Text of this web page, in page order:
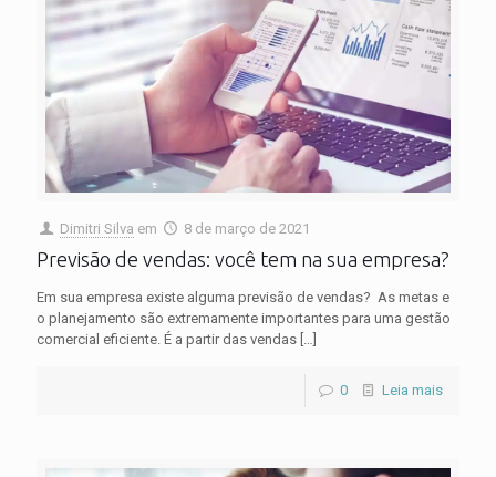
Dimitri Silva em 8 de março de 2021
Previsão de vendas: você tem na sua empresa?
Em sua empresa existe alguma previsão de vendas? As metas e
o planejamento são extremamente importantes para uma gestão
comercial eficiente. É a partir das vendas […]
0 Leia mais